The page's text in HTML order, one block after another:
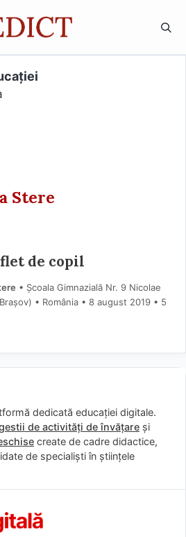
Stere
de copil
• Școala Gimnazială Nr. 9 Nicolae
• România
8 august 2019 • 5
dedicată educației digitale.
de activități de învățare și
create de cadre didactice,
de specialiști în științele